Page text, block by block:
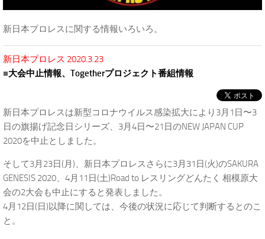
新日本プロレスに関する情報いろいろ。
新日本プロレス 2020.3.23
■大会中止情報、Togetherプロジェクト番組情報
新日本プロレスは新型コロナウイルス感染拡大により3月1日〜3
日の旗揚げ記念日シリーズ、3月4日〜21日のNEW JAPAN CUP
2020を中止としました。
そして3月23日(月)、新日本プロレスさらに3月31日(火)のSAKURA
GENESIS 2020、4月11日(土)Road to レスリングどんたく 相模原大
会の2大会も中止にすると発表しました。
4月12日(日)以降に関しては、今後の状況に応じて判断するとのこ
と。